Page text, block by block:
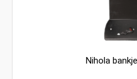
Nihola